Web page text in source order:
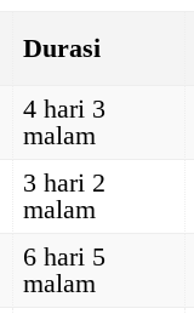
Durasi
4 hari 3
malam
3 hari 2
malam
6 hari 5
malam